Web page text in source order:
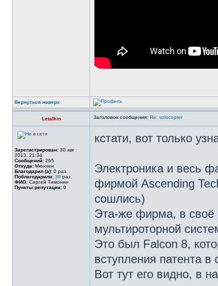
Вернуться наверх
Letalkin Заголовок сообщения: Re: volocopter
Зарегистрирован: 30 авг
2013, 21:34
Сообщений: 265
Откуда: Мюнхен
Благодарил (а): 0 раз.
Поблагодарили: 39 раз.
ФИО: Сергей Тимонин
Пункты репутации: 0
кстати, вот только
Электроника и весь
фирмой Ascending
сошлись)
Эта-же фирма, в своё
мультироторной
Это был Falcon 8,
вступления патента
Вот тут его видно, в